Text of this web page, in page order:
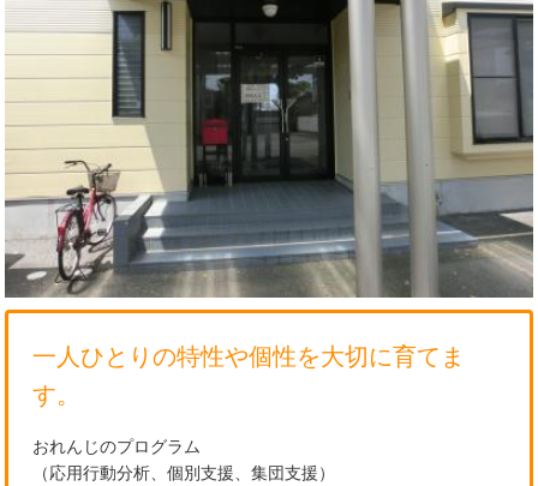
一人ひとりの特性や個性を大切に育てま
す。
おれんじのプログラム
（応用行動分析、個別支援、集団支援）